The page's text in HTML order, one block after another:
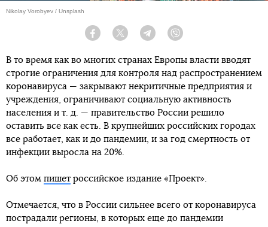
Nikolay Vorobyev / Unsplash
Facebook Twitter Telegram
В то время как во многих странах Европы власти вводят
строгие ограничения для контроля над распространением
коронавируса — закрывают некритичные предприятия и
учреждения, ограничивают социальную активность
населения и т. д. — правительство России решило
оставить все как есть. В крупнейших российских городах
все работает, как и до пандемии, и за год смертность от
инфекции выросла на 20%.
Об этом пишет российское издание «Проект».
Отмечается, что в России сильнее всего от коронавируса
пострадали регионы, в которых еще до пандемии